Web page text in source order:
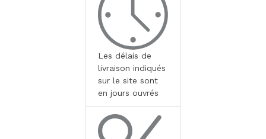
Les délais de
livraison indiqués
sur le site sont
en jours ouvrés